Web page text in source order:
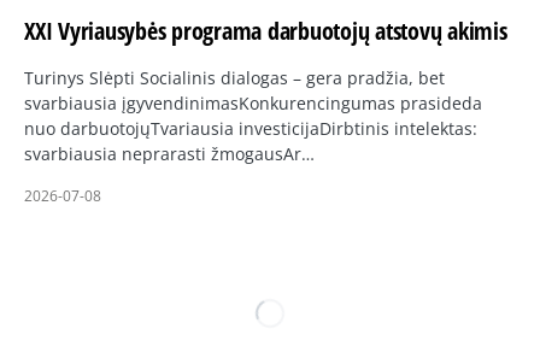
XXI Vyriausybės programa darbuotojų atstovų akimis
Turinys Slėpti Socialinis dialogas – gera pradžia, bet
svarbiausia įgyvendinimasKonkurencingumas prasideda
nuo darbuotojųTvariausia investicijaDirbtinis intelektas:
svarbiausia neprarasti žmogausAr…
2026-07-08